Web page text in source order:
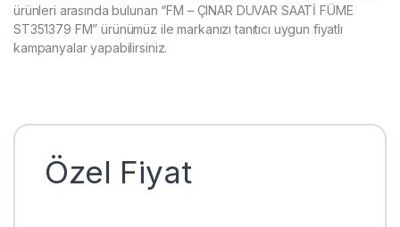
ürünleri arasında bulunan “FM – ÇINAR DUVAR SAATİ FÜME
ST351379 FM” ürünümüz ile markanızı tanıtıcı uygun fiyatlı
kampanyalar yapabilirsiniz.
Özel Fiyat